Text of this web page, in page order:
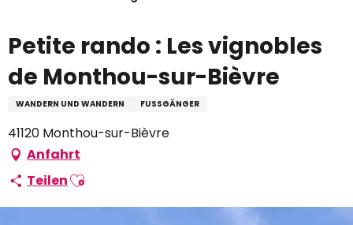
Petite rando : Les vignobles
de Monthou-sur-Bièvre
WANDERN UND WANDERN FUSSGÄNGER
41120 Monthou-sur-Bièvre
Anfahrt
TeilenAjouter aux favoris